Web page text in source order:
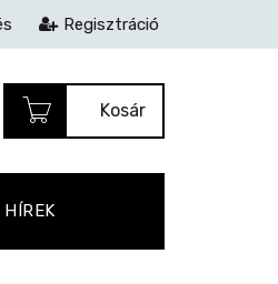
Regisztráció
Kosár
HÍREK